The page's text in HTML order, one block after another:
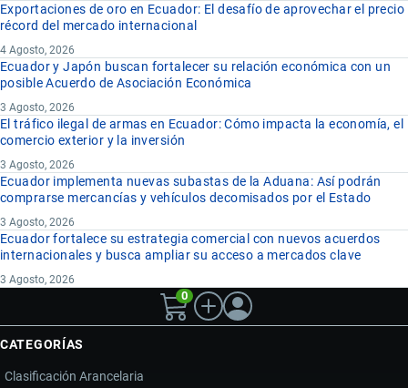
Exportaciones de oro en Ecuador: El desafío de aprovechar el precio
récord del mercado internacional
4 Agosto, 2026
Ecuador y Japón buscan fortalecer su relación económica con un
posible Acuerdo de Asociación Económica
3 Agosto, 2026
El tráfico ilegal de armas en Ecuador: Cómo impacta la economía, el
comercio exterior y la inversión
3 Agosto, 2026
Ecuador implementa nuevas subastas de la Aduana: Así podrán
comprarse mercancías y vehículos decomisados por el Estado
3 Agosto, 2026
Ecuador fortalece su estrategia comercial con nuevos acuerdos
internacionales y busca ampliar su acceso a mercados clave
3 Agosto, 2026
0
CATEGORÍAS
Clasificación Arancelaria